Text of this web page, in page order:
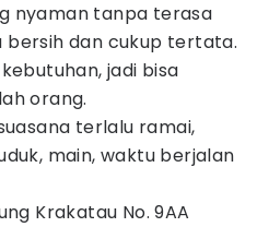
nyaman tanpa terasa
bersih dan cukup tertata.
jadi bisa
orang.
terlalu ramai,
main, waktu berjalan
Krakatau No. 9AA